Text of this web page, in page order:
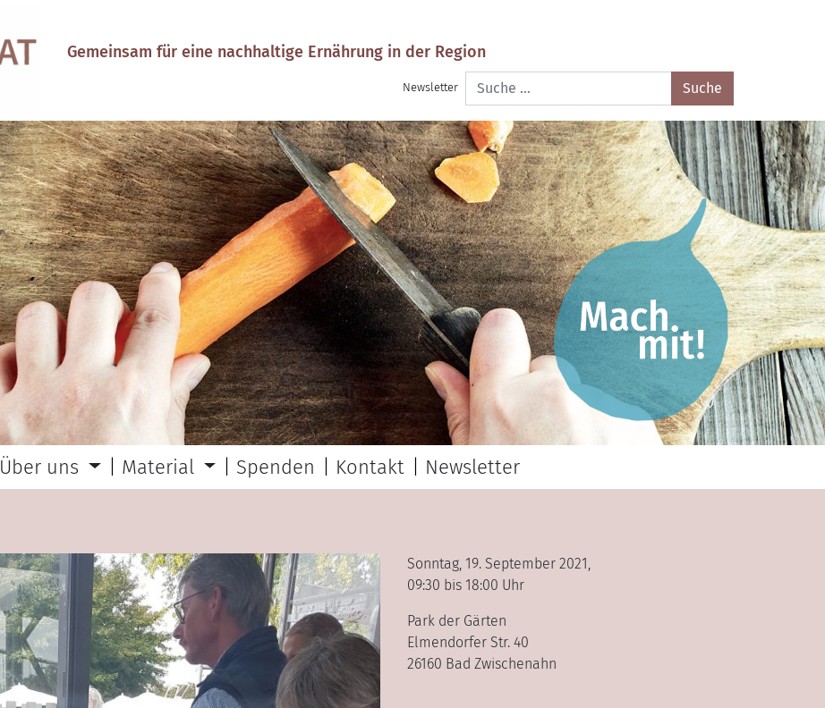
Gemeinsam für eine nachhaltige Ernährung in der Region
Newsletter
Suche
nach:
Über uns Material Spenden Kontakt Newsletter
Sonntag, 19. September 2021,
09:30 bis 18:00 Uhr
Park der Gärten
Elmendorfer Str. 40
26160 Bad Zwischenahn